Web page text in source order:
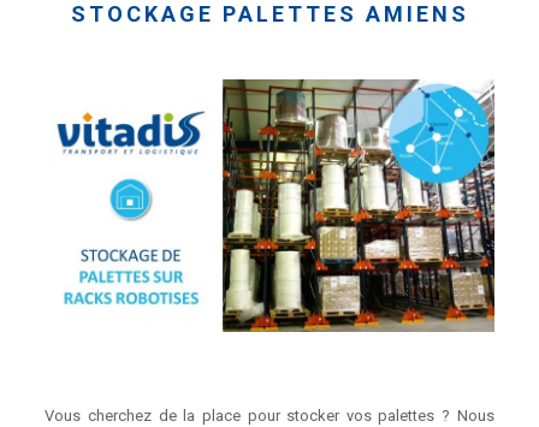
STOCKAGE PALETTES AMIENS
Vous cherchez de la place pour stocker vos palettes ? Nous